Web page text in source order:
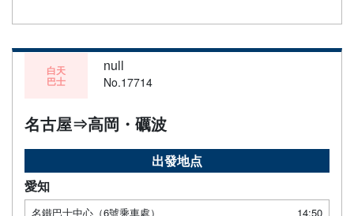
白天
巴士
null
No.17714
名古屋⇒高岡・礪波
出發地点
愛知
名鐵巴士中心（6號乘車處）
14:50